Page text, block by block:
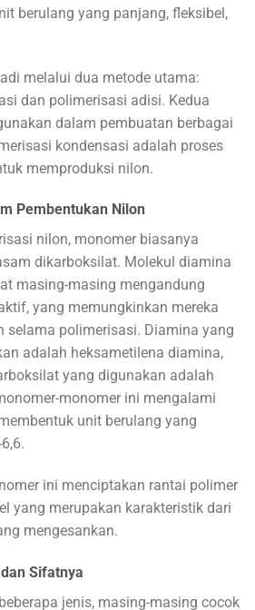
berulang yang panjang, fleksibel,
melalui dua metode utama:
dan polimerisasi adisi. Kedua
dalam pembuatan berbagai
kondensasi adalah proses
memproduksi nilon.
Pembentukan Nilon
nilon, monomer biasanya
dikarboksilat. Molekul diamina
masing-masing mengandung
yang memungkinkan mereka
selama polimerisasi. Diamina yang
adalah heksametilena diamina,
yang digunakan adalah
monomer ini mengalami
unit berulang yang
ini menciptakan rantai polimer
yang merupakan karakteristik dari
mengesankan.
Sifatnya
jenis, masing-masing cocok